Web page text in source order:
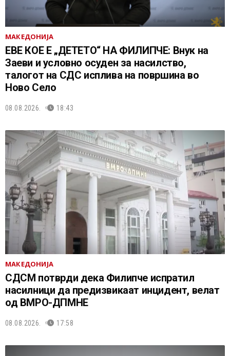
МАКЕДОНИЈА
ЕВЕ КОЕ Е „ДЕТЕТО“ НА ФИЛИПЧЕ: Внук на
Заеви и условно осуден за насилство,
талогот на СДС исплива на површина во
Ново Село
08.08.2026. 18:43
МАКЕДОНИЈА
СДСМ потврди дека Филипче испратил
насилници да предизвикаат инцидент, велат
од ВМРО-ДПМНЕ
08.08.2026. 17:58